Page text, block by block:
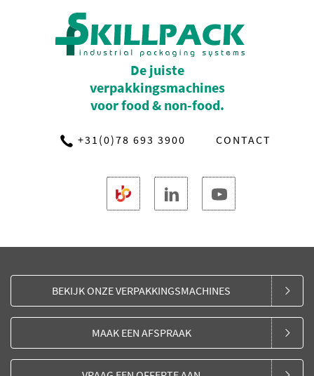
De juiste
verpakkingsmachines
voor food & non-food.
+31(0)78 693 3900 CONTACT
BEKIJK ONZE VERPAKKINGSMACHINES
MAAK EEN AFSPRAAK